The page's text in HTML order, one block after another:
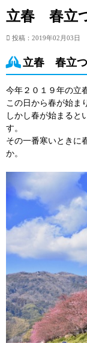
立春 春立
投稿：2019年02月03日
立春 春立つ
今年２０１９年の立
この日から春が始ま
しかし春が始まると
す。
その一番寒いときに
か。